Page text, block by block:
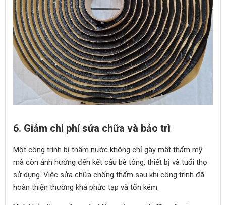
6. Giảm chi phí sửa chữa và bảo trì
Một công trình bị thấm nước không chỉ gây mất thẩm mỹ
mà còn ảnh hưởng đến kết cấu bê tông, thiết bị và tuổi thọ
sử dụng. Việc sửa chữa chống thấm sau khi công trình đã
hoàn thiện thường khá phức tạp và tốn kém.